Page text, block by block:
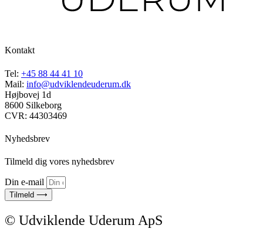
Kontakt
Tel: +45 88 44 41 10
Mail: info@udviklendeuderum.dk
Højbovej 1d
8600 Silkeborg
CVR: 44303469
Nyhedsbrev
Tilmeld dig vores nyhedsbrev
Din e-mail
Tilmeld ⟶
© Udviklende Uderum ApS